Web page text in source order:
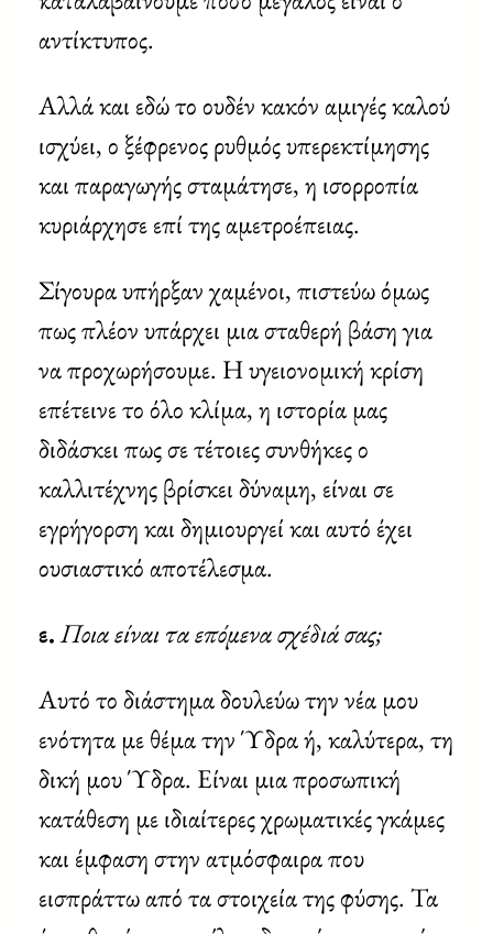
αντίκτυπος.
Αλλά και εδώ το ουδέν κακόν αμιγές καλού
ισχύει, ο ξέφρενος ρυθμός υπερεκτίμησης
και παραγωγής σταμάτησε, η ισορροπία
κυριάρχησε επί της αμετροέπειας.
Σίγουρα υπήρξαν χαμένοι, πιστεύω όμως
πως πλέον υπάρχει μια σταθερή βάση για
να προχωρήσουμε. Η υγειονομική κρίση
επέτεινε το όλο κλίμα, η ιστορία μας
διδάσκει πως σε τέτοιες συνθήκες ο
καλλιτέχνης βρίσκει δύναμη, είναι σε
εγρήγορση και δημιουργεί και αυτό έχει
ουσιαστικό αποτέλεσμα.
ε.Ποια είναι τα επόμενα σχέδιά σας;
Αυτό το διάστημα δουλεύω την νέα μου
ενότητα με θέμα την Ύδρα ή, καλύτερα, τη
δική μου Ύδρα. Είναι μια προσωπική
κατάθεση με ιδιαίτερες χρωματικές γκάμες
και έμφαση στην ατμόσφαιρα που
εισπράττω από τα στοιχεία της φύσης. Τα